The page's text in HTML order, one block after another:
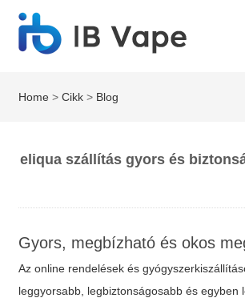
Home >Cikk > Blog
eliqua szállítás gyors és
Gyors, megbízható és okos
Az online rendelések és
leggyorsabb, legbiztonságosabb és